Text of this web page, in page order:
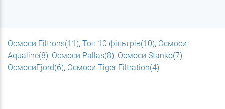
Осмоси Filtrons(11), Топ 10 фільтрів(10), Осмоси
Aqualine(8), Осмоси Pallas(8), Осмоси Stanko(7),
ОсмосиFjord(6), Осмоси Tiger Filtration(4)